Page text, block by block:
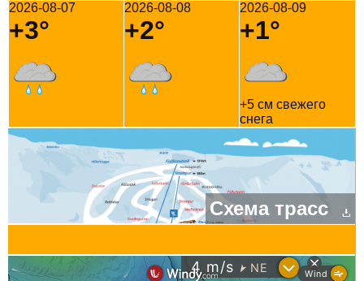
2026-08-07
+3°
2026-08-08
+2°
2026-08-09
+1°
+5 см свежего
снега
Схема трасс